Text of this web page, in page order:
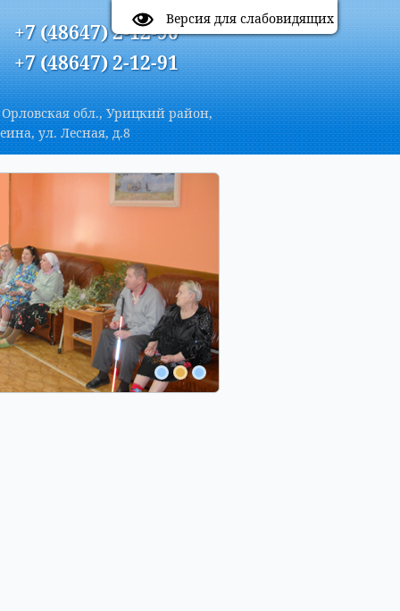
Цветовая схема: A A A
Версия для слабовидящих
+7 (48647) 2-12-90
+7 (48647) 2-12-91
Орловская обл., Урицкий район,
ул. Лесная, д.8